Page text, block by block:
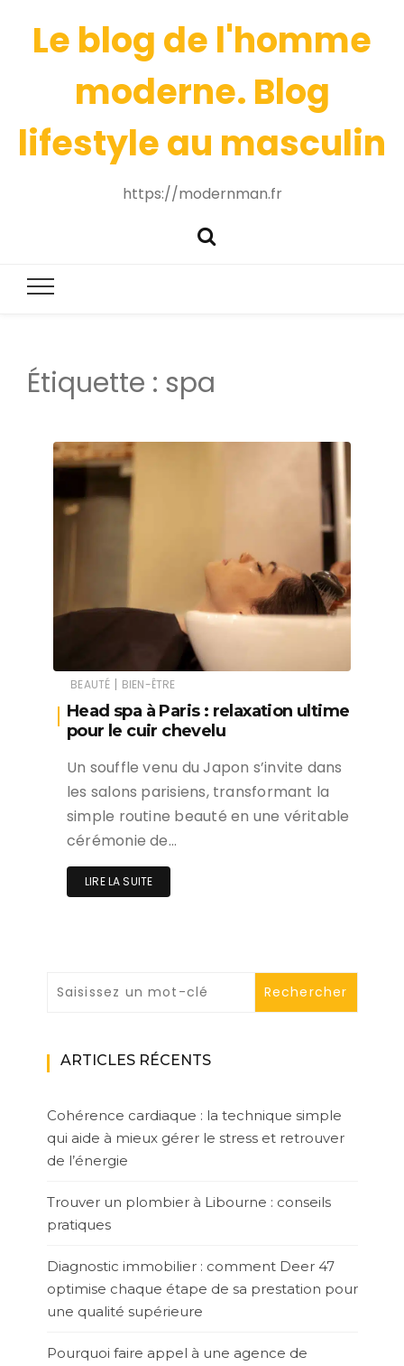
Le blog de l'homme
moderne. Blog
lifestyle au masculin
https://modernman.fr
Étiquette : spa
BEAUTÉ | BIEN-ÊTRE
Head spa à Paris : relaxation ultime
pour le cuir chevelu
Un souffle venu du Japon s’invite dans
les salons parisiens, transformant la
simple routine beauté en une véritable
cérémonie de…
LIRE LA SUITE
ARTICLES RÉCENTS
Cohérence cardiaque : la technique simple
qui aide à mieux gérer le stress et retrouver
de l’énergie
Trouver un plombier à Libourne : conseils
pratiques
Diagnostic immobilier : comment Deer 47
optimise chaque étape de sa prestation pour
une qualité supérieure
Pourquoi faire appel à une agence de